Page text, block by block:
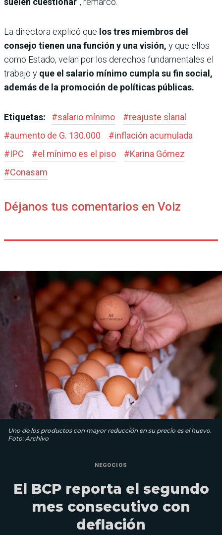
La directora explicó que los tres miembros del
consejo tienen una función y una visión, y que ellos
como Estado, velan por los derechos fundamentales el
trabajo y que el salario mínimo cumpla su fin social,
además de la promoción de políticas públicas.
Etiquetas: #salario mínimo #reajuste slarial
#aumento de G. 130.000 #inflación acumulada
#IPC #el mínimo es el piso #Karina Gómez
#Conasam
Déjanos tus comentarios en Voiz
Uno de los productos con mayor reducción en su precio es el huevo.
Foto: Archivo
NEGOCIOS
El BCP reporta el segundo
mes consecutivo con
deflación